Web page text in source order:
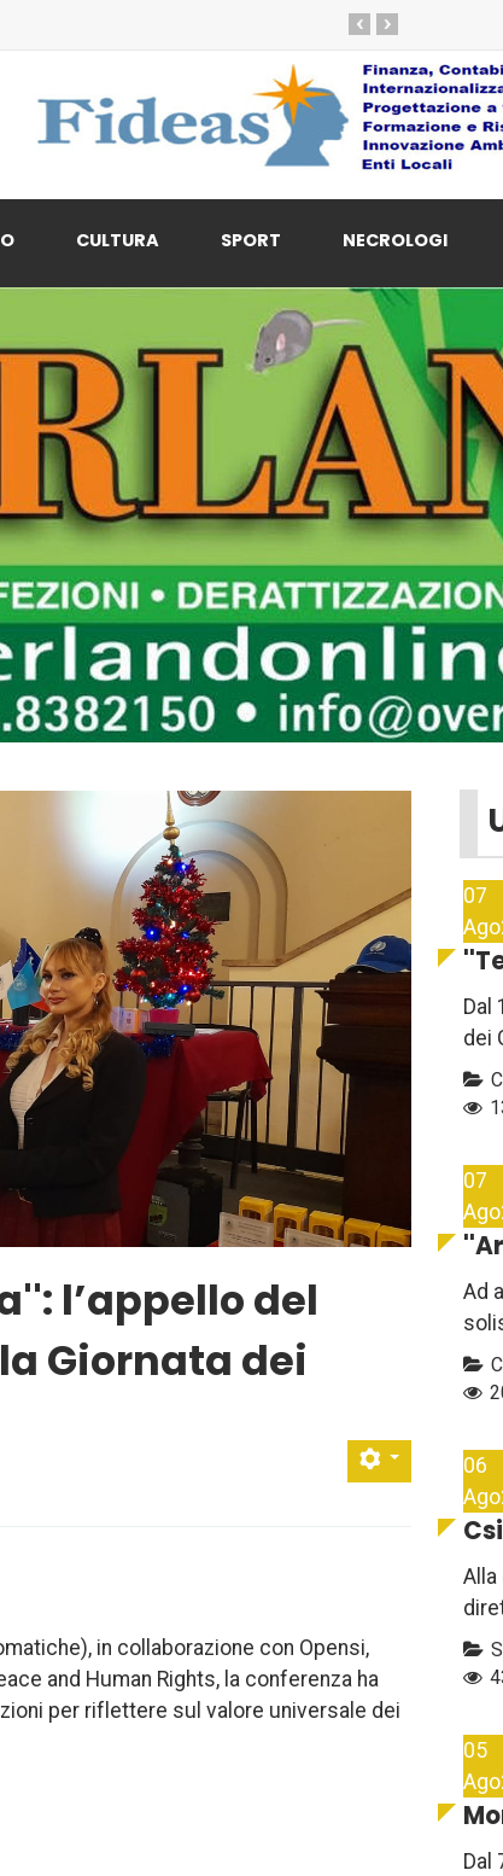
›
‹
CULTURA SPORT NECROLOGI
l’appello del
Giornata dei
in collaborazione con Opensi,
and Human Rights, la conferenza ha
per riflettere sul valore universale dei
07
Ago
Dal
dei
07
Ago
Ad
06
Ago
Alla
05
Ago
Dal